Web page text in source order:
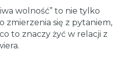
wolność” to nie tylko
zmierzenia się z pytaniem,
to znaczy żyć w relacji z